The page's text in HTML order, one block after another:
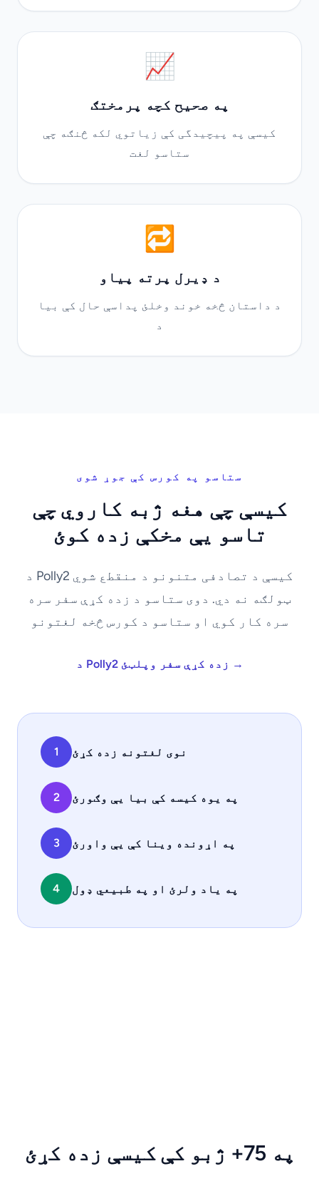
📈
په صحیح کچه پرمختګ
کیسې په پیچیدگی کې زیاتوي لکه څنګه چې
ستاسو لغت
🔁
د ډیرل پرته پیاو
د داستان څخه خوند وخلئ پداسې حال کې بیا
د
ستاسو په کورس کې جوړ شوی
کیسې چې هغه ژبه کاروي چې
تاسو یې مخکې زده کوئ
د Polly2 کیسې د تصادفی متنونو د منقطع شوي
ټولګه نه دي. دوی ستاسو د زده کړې سفر سره
سره کار کوي او ستاسو د کورس څخه لغتونو
د Polly2 زده کړې سفر وپلټئ →
1 نوی لغتونه زده کړئ
2 په یوه کیسه کې بیا یې وګورئ
3 په اړونده وینا کې یې واورئ
4 په یاد ولرئ او په طبیعي ډول
په 75+ ژبو کې کیسې زده کړئ